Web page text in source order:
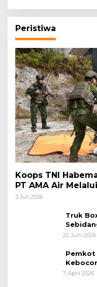
Peristiwa
Koops TNI
PT AMA Air
Taktis
3 Juli 2026
Truk
Jalan
22 Juni 2026
Pemkot
Server
7 April 2026